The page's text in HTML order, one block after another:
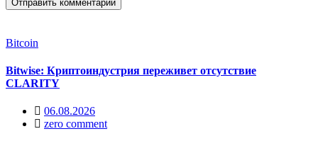
Bitcoin
Bitwise: Криптоиндустрия переживет отсутствие
CLARITY
06.08.2026
zero comment